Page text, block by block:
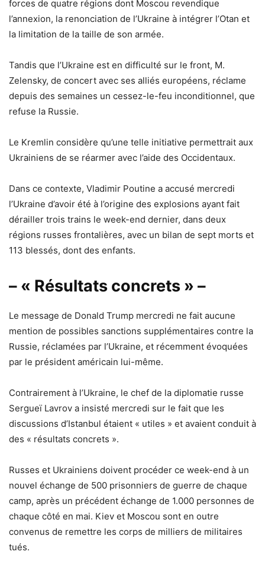
forces de quatre régions dont Moscou revendique
l’annexion, la renonciation de l’Ukraine à intégrer l’Otan et
la limitation de la taille de son armée.
Tandis que l’Ukraine est en difficulté sur le front, M.
Zelensky, de concert avec ses alliés européens, réclame
depuis des semaines un cessez-le-feu inconditionnel, que
refuse la Russie.
Le Kremlin considère qu’une telle initiative permettrait aux
Ukrainiens de se réarmer avec l’aide des Occidentaux.
Dans ce contexte, Vladimir Poutine a accusé mercredi
l’Ukraine d’avoir été à l’origine des explosions ayant fait
dérailler trois trains le week-end dernier, dans deux
régions russes frontalières, avec un bilan de sept morts et
113 blessés, dont des enfants.
– « Résultats concrets » –
Le message de Donald Trump mercredi ne fait aucune
mention de possibles sanctions supplémentaires contre la
Russie, réclamées par l’Ukraine, et récemment évoquées
par le président américain lui-même.
Contrairement à l’Ukraine, le chef de la diplomatie russe
Sergueï Lavrov a insisté mercredi sur le fait que les
discussions d’Istanbul étaient « utiles » et avaient conduit à
des « résultats concrets ».
Russes et Ukrainiens doivent procéder ce week-end à un
nouvel échange de 500 prisonniers de guerre de chaque
camp, après un précédent échange de 1.000 personnes de
chaque côté en mai. Kiev et Moscou sont en outre
convenus de remettre les corps de milliers de militaires
tués.